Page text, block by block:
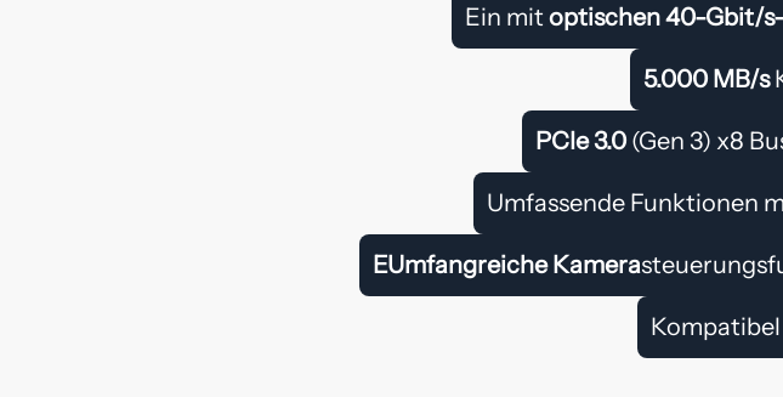
Ein mit optischen 40-Gbit/
5.000 MB/s
PCIe 3.0 (Gen 3) x8
Umfassende Funktionen
EUmfangreiche Kamera